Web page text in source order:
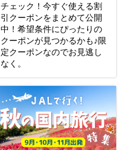
チェック！今すぐ使える割
引クーポンをまとめて公開
中！希望条件にぴったりの
クーポンが見つかるかも♪限
定クーポンなのでお見逃し
なく。